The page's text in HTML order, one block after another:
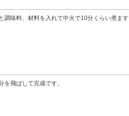
調味料、材料を入れて中火で10分くらい煮ます
を飛ばして完成です。